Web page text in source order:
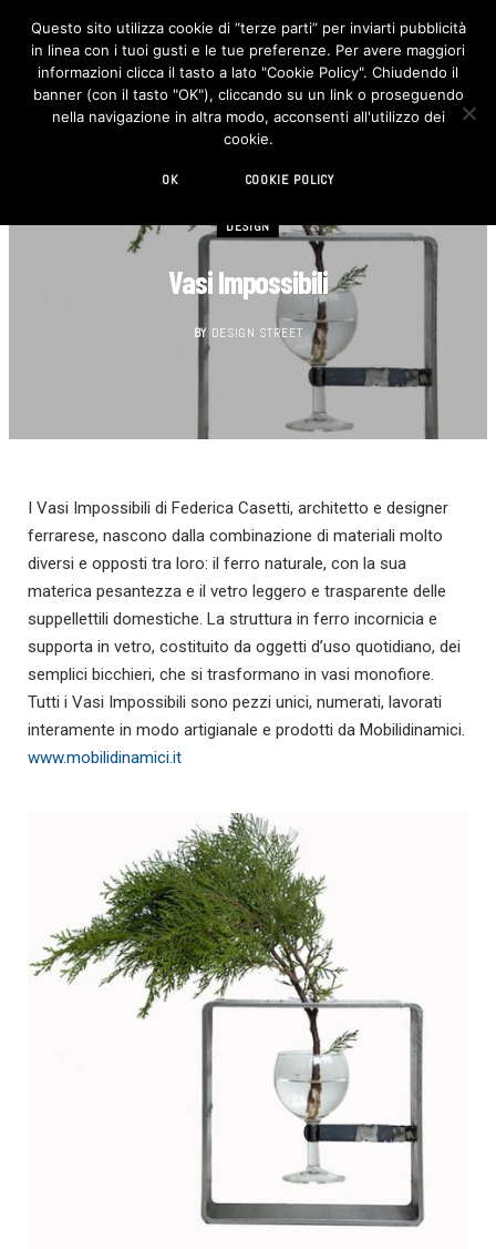
F
c
e
b
o
I
n
s
t
DESIGN
Vasi Impossibili
BY DESIGN STREET
I Vasi Impossibili di Federica Casetti, architetto e designer
ferrarese, nascono dalla combinazione di materiali molto
diversi e opposti tra loro: il ferro naturale, con la sua
materica pesantezza e il vetro leggero e trasparente delle
suppellettili domestiche. La struttura in ferro incornicia e
supporta in vetro, costituito da oggetti d’uso quotidiano, dei
semplici bicchieri, che si trasformano in vasi monofiore.
Tutti i Vasi Impossibili sono pezzi unici, numerati, lavorati
interamente in modo artigianale e prodotti da Mobilidinamici.
www.mobilidinamici.it
Questo sito utilizza cookie di “terze parti” per inviarti pubblicità
in linea con i tuoi gusti e le tue preferenze. Per avere maggiori
informazioni clicca il tasto a lato "Cookie Policy". Chiudendo il
banner (con il tasto "OK"), cliccando su un link o proseguendo
nella navigazione in altra modo, acconsenti all'utilizzo dei
cookie.
OK COOKIE POLICY